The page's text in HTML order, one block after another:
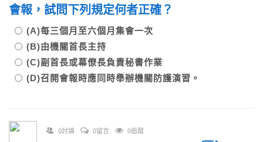
會報，試問下列規定何者正確？
(A)每三個月至六個月集會一次
(B)由機關首長主持
(C)副首長或幕僚長負責秘書作業
(D)召開會報時應同時舉辦機關防護演習。
0討論 0留言 0追蹤